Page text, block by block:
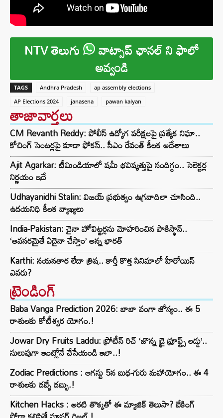
NTV తెలుగు వాట్సాప్ ఛానల్ ని ఫాలో
అవ్వండి
TAGS Andhra Pradesh
ap assembly elections
AP Elections 2024
janasena pawan kalyan
తాజావార్తలు
CM Revanth Reddy: పోలీస్ ఉద్యోగ పరీక్షలపై ప్రత్యేక నిఘా..
కోచింగ్ సెంటర్లపై కూడా ఫోకస్.. సీఎం రేవంత్ కీలక ఆదేశాలు
Ajit Agarkar: టీమిండియాలో షమీ భవిష్యత్తుపై సందిగ్ధం.. సెలెక్టర్ల
నిర్ణయం ఇదే
Udhayanidhi Stalin: విజయ్ ప్రభుత్వం ఉగ్రవాదిలా చూసింది..
ఉదయనిధి కీలక వ్యాఖ్యలు
India-Pakistan: చైనా హోవిట్జర్లను మోహరించిన పాకిస్థాన్..
‘అవసరమైతే ఏదైనా చేస్తాం’ అన్న భారత్
Karthi: నయనతార లేదా త్రిష.. కార్తీ కొత్త సినిమాలో హీరోయిన్
ఎవరు?
ట్రెండింగ్‌
Baba Vanga Prediction 2026: బాబా వంగా జోస్యం.. ఈ 5
రాశులకు కోటీశ్వర యోగం.!
Jowar Dry Fruits Laddu: ప్రోటీన్ రిచ్ ‘జొన్న డ్రై ఫ్రూప్ట్స్ లడ్డు’..
సులువుగా ఇంట్లోనే చేసేయండి ఇలా..!
Zodiac Predictions : ఆగస్టు 5న బుధ-గురు మహాయోగం.. ఈ 4
రాశులకు డబ్బే డబ్బు.!
Kitchen Hacks : అరటి తొక్కతో ఈ మ్యాజిక్ తెలుసా? బేకింగ్